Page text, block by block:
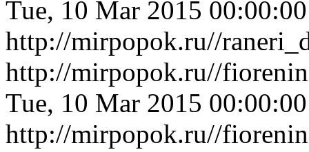
Tue, 10 Mar 2015
http://mirpopok.ru//
http://mirpopok.ru//
Tue, 10 Mar 2015
http://mirpopok.ru//